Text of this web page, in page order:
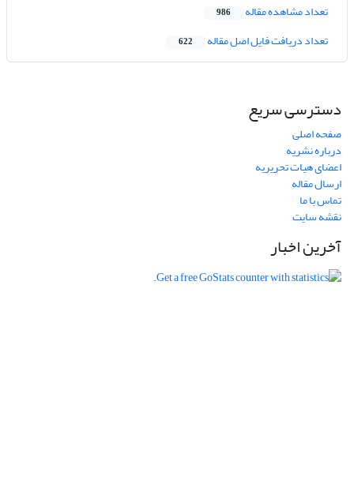
تعداد مشاهده مقاله 986
تعداد دریافت فایل اصل مقاله 622
دسترسی سریع
صفحه اصلی
درباره نشریه
اعضای هیات تحریریه
ارسال مقاله
تماس با ما
نقشه سایت
آخرین اخبار